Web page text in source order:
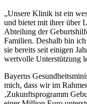
„Unsere Klinik ist ein
und bietet mit ihrer über
Abteilung der
Familien. Deshalb bin ich
sie bereits seit einigen
wertvolle Unterstützung
Bayerns
mich, dass wir im
‚Zukunftsprogramm